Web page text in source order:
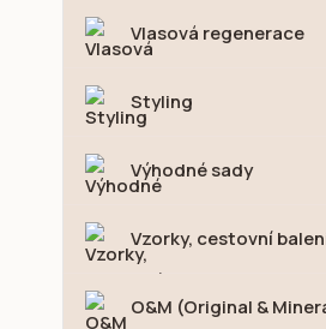
Vlasová regenerace
Styling
Výhodné sady
Vzorky, cestovní
O&M (Original &